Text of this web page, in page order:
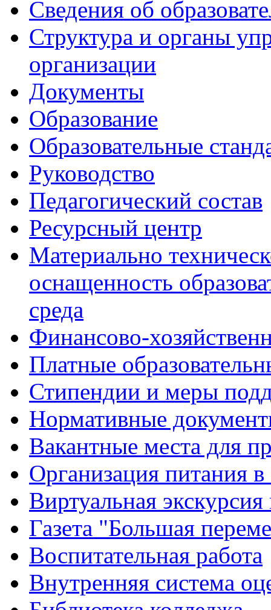
Сведения об
Структура и органы
организации
Документы
Образование
Образовательные
Руководство
Педагогический состав
Ресурсный центр
Материально
оснащенность
среда
Финансово-
Платные
Стипендии и меры
Нормативные
Вакантные места для
Организация питания в
Виртуальная
Газета "Большая
Воспитательная работа
Внутренняя система